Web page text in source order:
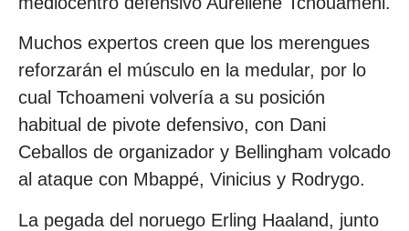
Muchos expertos creen que los merengues
reforzarán el músculo en la medular, por lo
cual Tchoameni volvería a su posición
habitual de pivote defensivo, con Dani
Ceballos de organizador y Bellingham volcado
al ataque con Mbappé, Vinicius y Rodrygo.
La pegada del noruego Erling Haaland, junto